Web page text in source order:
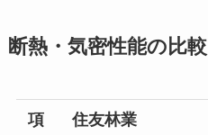
断熱・気密性能の比較
項
住友林業